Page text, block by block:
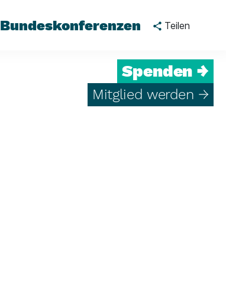
Bundeskonferenzen Teilen
Spenden →
Mitglied werden →